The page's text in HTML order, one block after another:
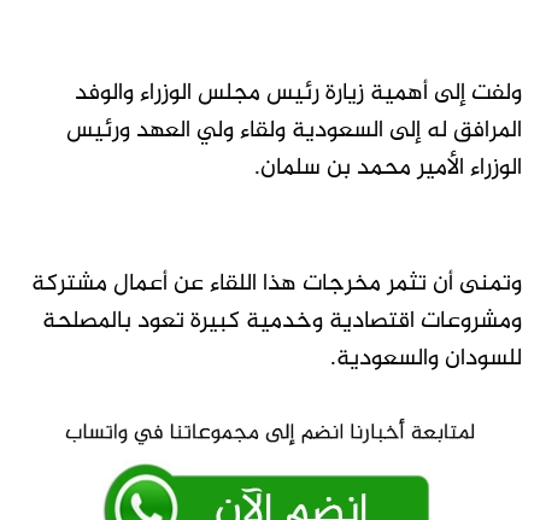
ولفت إلى أهمية زيارة رئيس مجلس الوزراء والوفد
المرافق له إلى السعودية ولقاء ولي العهد ورئيس
الوزراء الأمير محمد بن سلمان.
وتمنى أن تثمر مخرجات هذا اللقاء عن أعمال مشتركة
ومشروعات اقتصادية وخدمية كبيرة تعود بالمصلحة
للسودان والسعودية.